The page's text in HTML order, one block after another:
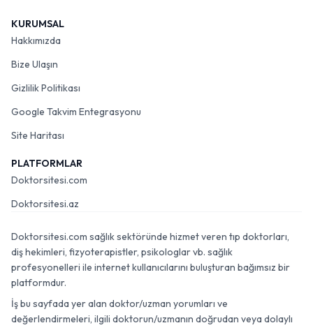
KURUMSAL
Hakkımızda
Bize Ulaşın
Gizlilik Politikası
Google Takvim Entegrasyonu
Site Haritası
PLATFORMLAR
Doktorsitesi.com
Doktorsitesi.az
Doktorsitesi.com sağlık sektöründe hizmet veren tıp doktorları,
diş hekimleri, fizyoterapistler, psikologlar vb. sağlık
profesyonelleri ile internet kullanıcılarını buluşturan bağımsız bir
platformdur.
İş bu sayfada yer alan doktor/uzman yorumları ve
değerlendirmeleri, ilgili doktorun/uzmanın doğrudan veya dolaylı